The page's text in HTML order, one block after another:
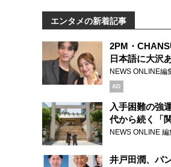
エンタメの新着記事
2PM・
日本語に大沢
NEWS ONLINE編
AD
入手困難の強
代から続く「
ま」、芝大神
NEWS ONLINE 編
井戸田潤、パ